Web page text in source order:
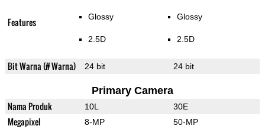
Features Glossy
2.5D
Glossy
2.5D
Bit Warna (# Warna) 24 bit 24 bit
Primary Camera
Nama Produk 10L 30E
Megapixel 8-MP 50-MP